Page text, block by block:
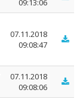
09:13:06
07.11.2018
09:08:47
07.11.2018
09:08:06